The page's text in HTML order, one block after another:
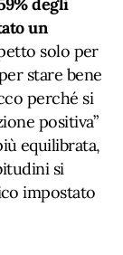
degli
un
solo per
stare bene
perché si
positiva”
equilibrata,
si
impostato